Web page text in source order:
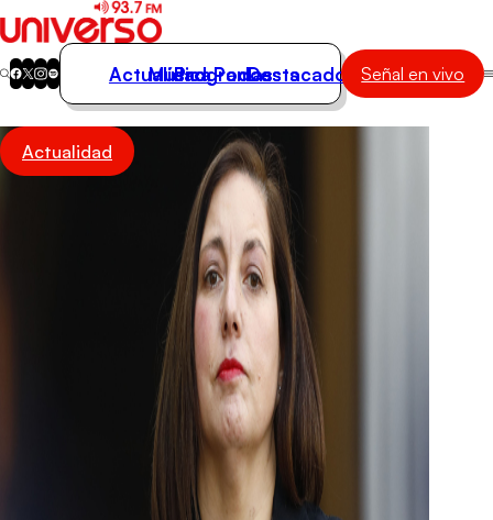
Actualidad
Música
Actualidad
Música
Programas
Podcasts
Destacados Señal en vivo
Actualidad